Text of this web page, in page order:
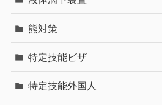
熊対策
特定技能ビザ
特定技能外国人